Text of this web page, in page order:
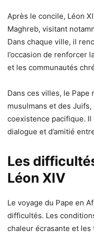
Après le concile, Léon
Maghreb, visitant
Dans chaque ville, il
l’occasion de renforcer
et les communautés
Dans ces villes, le
musulmans et des Juifs,
coexistence pacifique.
dialogue et d’amitié
Les
Léon XIV
Le voyage du Pape en
difficultés. Les
chaleur écrasante et